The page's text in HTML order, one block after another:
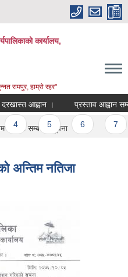
कार्यालय,
रामपुर, हाम्रो रहर"
आह्वान । प्रस्ताव आह्वान
4 5
नतिजा सम्बन्धी सूचना
अन्तिम नतिजा